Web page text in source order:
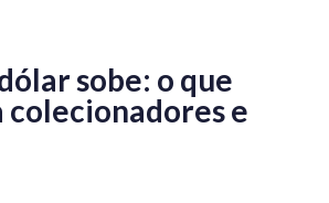
sobe: o que
colecionadores e